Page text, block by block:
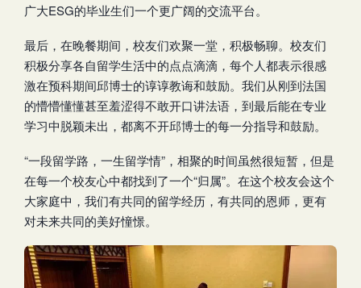
广大ESG的毕业生们一个更广阔的交流平台。
最后，在晚餐期间，校友们欢聚一堂，积极畅聊。校友们
积极分享各自留学生活中的点点滴滴，每个人都表示很感
激在预科期间邱博士的谆谆教诲和鼓励。我们从刚到法国
的懵懵懂懂甚至羞涩得不敢开口讲法语，到最后能在专业
学习中脱颖未出，都离不开邱博士的每一分指导和鼓励。
“一段留学路，一生留学情”，相聚的时间虽然很短暂，但是
在每一个校友心中都找到了一个“归属”。在这个校友会这个
大家庭中，我们有共同的留学经历，有共同的恩师，更有
对未来共同的美好憧憬。